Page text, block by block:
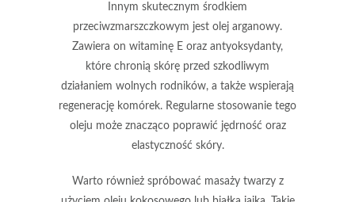
Innym skutecznym środkiem
przeciwzmarszczkowym jest olej arganowy.
Zawiera on witaminę E oraz antyoksydanty,
które chronią skórę przed szkodliwym
działaniem wolnych rodników, a także wspierają
regenerację komórek. Regularne stosowanie tego
oleju może znacząco poprawić jędrność oraz
elastyczność skóry.
Warto również spróbować masaży twarzyz